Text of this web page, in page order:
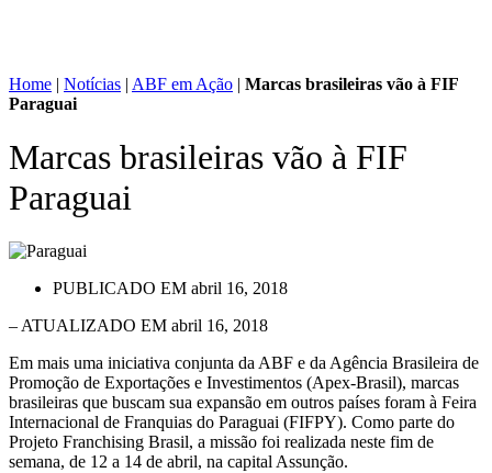
Home | Notícias | ABF em Ação | Marcas brasileiras vão à FIF
Paraguai
Marcas brasileiras vão à FIF
Paraguai
PUBLICADO EM abril 16, 2018
– ATUALIZADO EM abril 16, 2018
Em mais uma iniciativa conjunta da ABF e da Agência Brasileira de
Promoção de Exportações e Investimentos (Apex-Brasil), marcas
brasileiras que buscam sua expansão em outros países foram à Feira
Internacional de Franquias do Paraguai (FIFPY). Como parte do
Projeto Franchising Brasil, a missão foi realizada neste fim de
semana, de 12 a 14 de abril, na capital Assunção.